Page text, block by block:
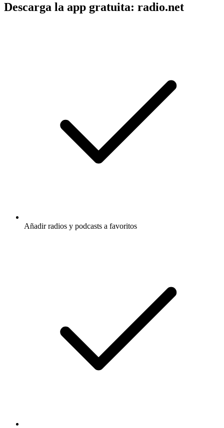
Descarga la app gratuita: radio.net
Añadir radios y podcasts a favoritos